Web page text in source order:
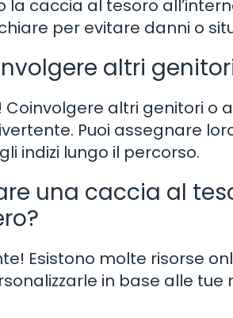
la caccia al tesoro
per evitare danni o
altri
altri genitori o
Puoi assegnare
indizi lungo il percorso.
una caccia al
Esistono molte risorse
in base alle